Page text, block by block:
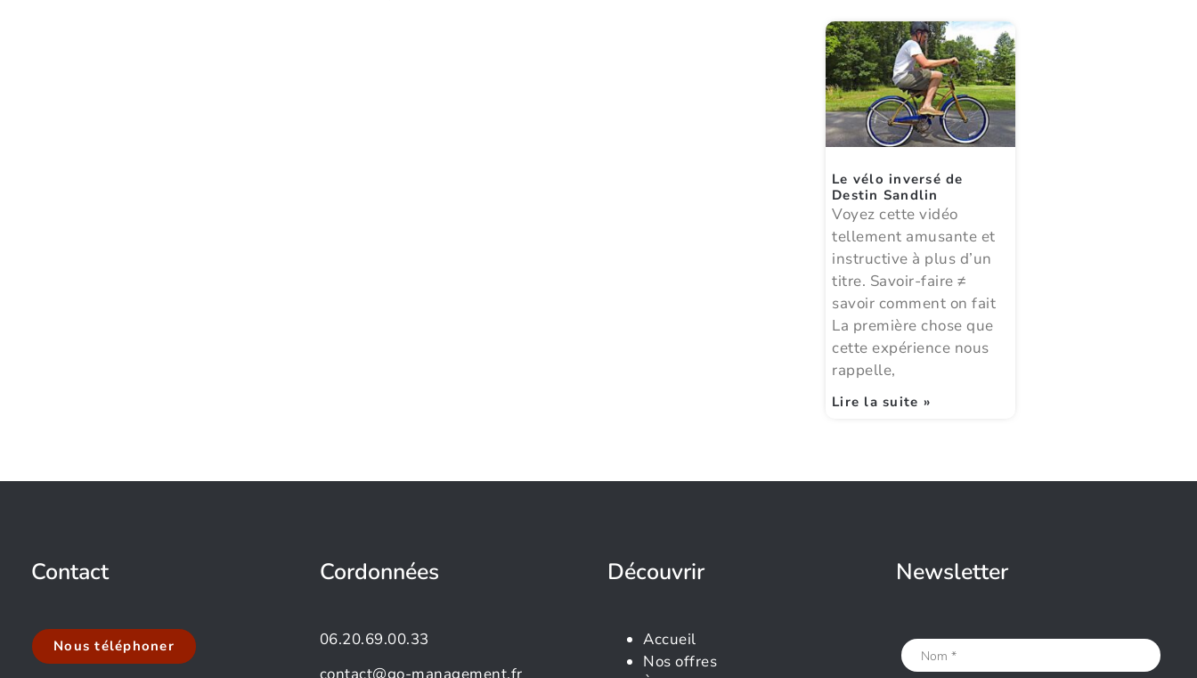
Le vélo inversé de
Destin Sandlin
Voyez cette vidéo
tellement amusante et
instructive à plus d’un
titre. Savoir-faire ≠
savoir comment on fait
La première chose que
cette expérience nous
rappelle,
Lire la suite »
Contact
Nous téléphoner
Cordonnées
06.20.69.00.33
Découvrir
Accueil
Nos offres
Newsletter